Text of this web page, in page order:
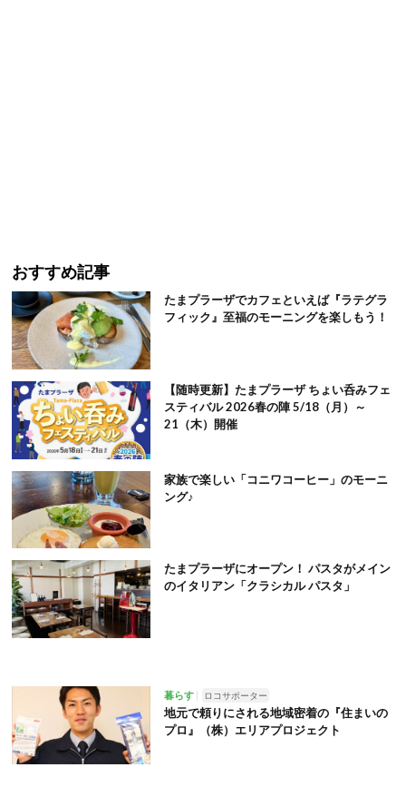
おすすめ記事
たまプラーザでカフェといえば『ラテグラ
フィック』至福のモーニングを楽しもう！
【随時更新】たまプラーザ ちょい呑みフェ
スティバル 2026春の陣 5/18（月）～
21（木）開催
家族で楽しい「コニワコーヒー」のモーニ
ング♪
たまプラーザにオープン！ パスタがメイン
のイタリアン「クラシカル パスタ」
暮らす ロコサポーター
地元で頼りにされる地域密着の『住まいの
プロ』（株）エリアプロジェクト